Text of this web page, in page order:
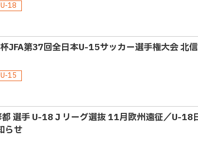
U-18
JFA第37回全日本U-15サッカー選手権大会 北
U-15
選手 U-18Ｊリーグ選抜 11月欧州遠征／U-18
らせ